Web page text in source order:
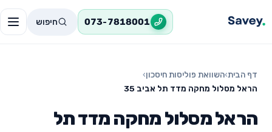
073-7818001 חיפוש
דף הבית›השוואת פוליסות חיסכון›
הראל מסלול מחקה מדד תל אביב 35
הראל מסלול מחקה מדד תל